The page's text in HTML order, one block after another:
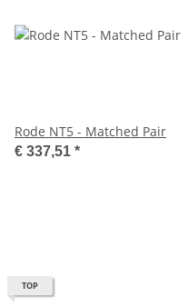
Rode NT5 - Matched Pair
€ 337,51 *
TOP